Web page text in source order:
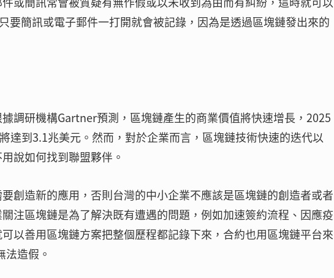
要簡訊或電子郵件一打開就會被記錄，因為是透過區塊鏈發出來的
調研機構Gartner預測，區塊鏈產生的商業價值將快速增長，2025
達到3.1兆美元。然而，對於企業而言，區塊鏈技術快速的迭代以
說如何找到聯盟夥伴。
創造新的應用，否則台灣的中小企業不應該是區塊鏈的創造者或者
注區塊鏈是為了解決既有遭遇的問題，例如加速簽約流程、因應疫
以善用區塊鏈方案把整個歷程都記錄下來，合約也用區塊鏈平台來
造假。